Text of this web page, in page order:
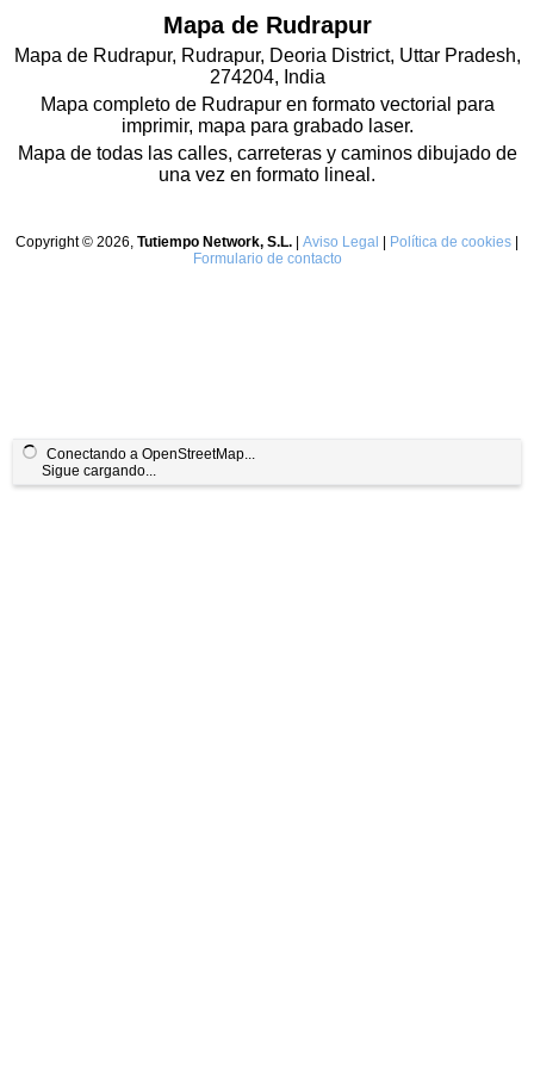
Conectando a OpenStreetMap...
Sigue cargando...
Mapa de Rudrapur
Mapa de Rudrapur, Rudrapur, Deoria District, Uttar Pradesh,
274204, India
Mapa completo de Rudrapur en formato vectorial para
imprimir, mapa para grabado laser.
Mapa de todas las calles, carreteras y caminos dibujado de
una vez en formato lineal.
Copyright © 2026, Tutiempo Network, S.L. Aviso Legal Política de cookies
Formulario de contacto